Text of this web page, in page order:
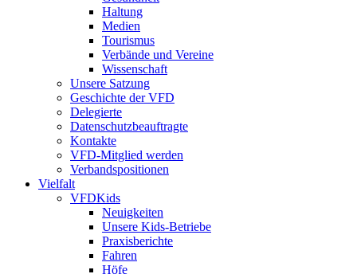
Haltung
Medien
Tourismus
Verbände und Vereine
Wissenschaft
Unsere Satzung
Geschichte der VFD
Delegierte
Datenschutzbeauftragte
Kontakte
VFD-Mitglied werden
Verbandspositionen
Vielfalt
VFDKids
Neuigkeiten
Unsere Kids-Betriebe
Praxisberichte
Fahren
Höfe